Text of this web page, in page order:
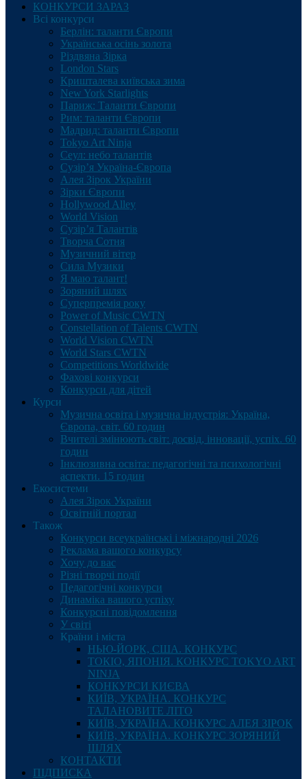
КОНКУРСИ ЗАРАЗ
Всі конкурси
Берлін: таланти Європи
Українська осінь золота
Різдвяна Зірка
London Stars
Кришталева київська зима
New York Starlights
Париж: Таланти Європи
Рим: таланти Європи
Мадрид: таланти Європи
Tokyo Art Ninja
Сеул: небо талантів
Сузір’я Україна-Європа
Алея Зірок України
Зірки Європи
Hollywood Alley
World Vision
Сузір’я Талантів
Творча Сотня
Музичний вітер
Сила Музики
Я маю талант!
Зоряний шлях
Суперпремія року
Power of Music CWTN
Constellation of Talents CWTN
World Vision CWTN
World Stars CWTN
Competitions Worldwide
Фахові конкурси
Конкурси для дітей
Курси
Музична освіта і музична індустрія: Україна,
Європа, світ. 60 годин
Вчителі змінюють світ: досвід, інновації, успіх. 60
годин
Інклюзивна освіта: педагогічні та психологічні
аспекти. 15 годин
Екосистеми
Алея Зірок України
Освітній портал
Також
Конкурси всеукраїнські і міжнародні 2026
Реклама вашого конкурсу
Хочу до вас
Різні творчі події
Педагогічні конкурси
Динаміка вашого успіху
Конкурсні повідомлення
У світі
Країни і міста
НЬЮ-ЙОРК, США. КОНКУРС
ТОКІО, ЯПОНІЯ. КОНКУРС TOKYO ART
NINJA
КОНКУРСИ КИЄВА
КИЇВ, УКРАЇНА. КОНКУРС
ТАЛАНОВИТЕ ЛІТО
КИЇВ, УКРАЇНА. КОНКУРС АЛЕЯ ЗІРОК
КИЇВ, УКРАЇНА. КОНКУРС ЗОРЯНИЙ
ШЛЯХ
КОНТАКТИ
ПІДПИСКА